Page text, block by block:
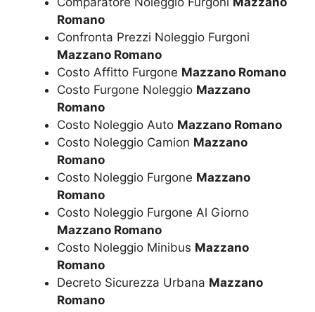
Romano
Confronta Prezzi Noleggio Furgoni
Mazzano Romano
Costo Affitto Furgone Mazzano Romano
Costo Furgone Noleggio Mazzano
Romano
Costo Noleggio Auto Mazzano Romano
Costo Noleggio Camion Mazzano
Romano
Costo Noleggio Furgone Mazzano
Romano
Costo Noleggio Furgone Al Giorno
Mazzano Romano
Costo Noleggio Minibus Mazzano
Romano
Decreto Sicurezza Urbana Mazzano
Romano